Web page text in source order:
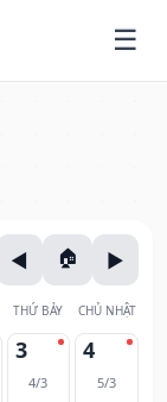
THỨ BẢY CHỦ NHẬT
3
4/3
4
5/3